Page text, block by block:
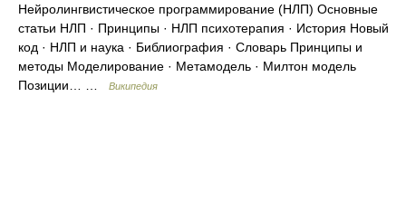
Нейролингвистическое программирование (НЛП) Основные
статьи НЛП · Принципы · НЛП психотерапия · История Новый
код · НЛП и наука · Библиография · Словарь Принципы и
методы Моделирование · Метамодель · Милтон модель
Позиции… …
Википедия